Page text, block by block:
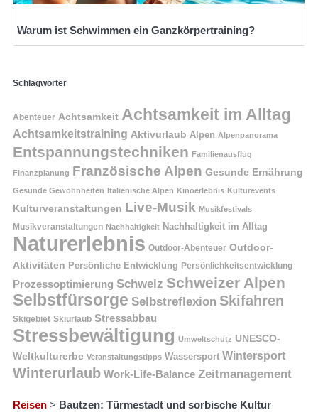
Warum ist Schwimmen ein Ganzkörpertraining?
Schlagwörter
Abenteuer Achtsamkeit Achtsamkeit im Alltag
Achtsamkeitstraining Aktivurlaub Alpen Alpenpanorama
Entspannungstechniken Familienausflug
Finanzplanung Französische Alpen Gesunde Ernährung
Gesunde Gewohnheiten Italienische Alpen Kinoerlebnis Kulturevents
Kulturveranstaltungen Live-Musik Musikfestivals
Musikveranstaltungen Nachhaltigkeit Nachhaltigkeit im Alltag
Naturerlebnis Outdoor-Abenteuer Outdoor-
Aktivitäten Persönliche Entwicklung Persönlichkeitsentwicklung
Prozessoptimierung Schweiz Schweizer Alpen
Selbstfürsorge Selbstreflexion Skifahren
Skigebiet Skiurlaub Stressabbau
Stressbewältigung Umweltschutz UNESCO-
Weltkulturerbe Veranstaltungstipps Wassersport Wintersport
Winterurlaub Work-Life-Balance Zeitmanagement
Reisen > Bautzen: Türmestadt und sorbische Kultur